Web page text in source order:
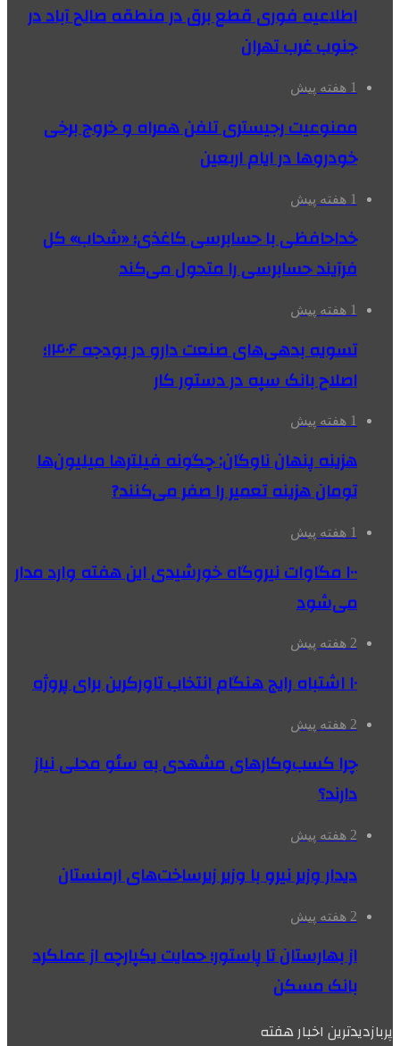
اطلاعیه فوری قطع برق در منطقه صالح آباد در
جنوب غرب تهران
1 هفته پیش
ممنوعیت رجیستری تلفن همراه و خروج برخی
خودروها در ایام اربعین
1 هفته پیش
خداحافظی با حسابرسی کاغذی؛ «شحاب» کل
فرآیند حسابرسی را متحول می‌کند
1 هفته پیش
تسویه بدهی‌های صنعت دارو در بودجه ۱۴۰۶؛
اصلاح بانک سپه در دستور کار
1 هفته پیش
هزینه پنهان ناوگان: چگونه فیلترها میلیون‌ها
تومان هزینه تعمیر را صفر می‌کنند?
1 هفته پیش
۱۰۰ مگاوات نیروگاه‌ خورشیدی این هفته وارد مدار
می‌شود
2 هفته پیش
۱۰ اشتباه رایج هنگام انتخاب تاورکرین برای پروژه
2 هفته پیش
چرا کسب‌وکارهای مشهدی به سئو محلی نیاز
دارند؟
2 هفته پیش
دیدار وزیر نیرو با وزیر زیرساخت‌های ارمنستان
2 هفته پیش
از بهارستان تا پاستور؛ حمایت یکپارچه از عملکرد
بانک مسکن
پربازدیدترین اخبار هفته